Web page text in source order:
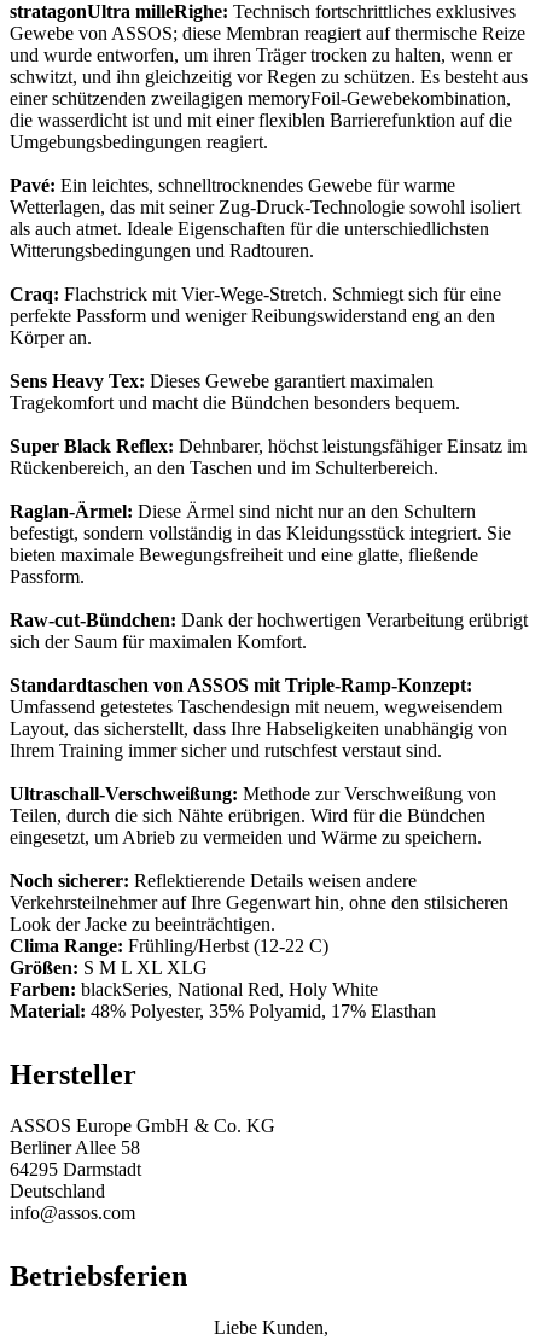
stratagonUltra milleRighe: Technisch fortschrittliches exklusives
Gewebe von ASSOS; diese Membran reagiert auf thermische Reize
und wurde entworfen, um ihren Träger trocken zu halten, wenn er
schwitzt, und ihn gleichzeitig vor Regen zu schützen. Es besteht aus
einer schützenden zweilagigen memoryFoil-Gewebekombination,
die wasserdicht ist und mit einer flexiblen Barrierefunktion auf die
Umgebungsbedingungen reagiert.
Pavé: Ein leichtes, schnelltrocknendes Gewebe für warme
Wetterlagen, das mit seiner Zug-Druck-Technologie sowohl isoliert
als auch atmet. Ideale Eigenschaften für die unterschiedlichsten
Witterungsbedingungen und Radtouren.
Craq: Flachstrick mit Vier-Wege-Stretch. Schmiegt sich für eine
perfekte Passform und weniger Reibungswiderstand eng an den
Körper an.
Sens Heavy Tex: Dieses Gewebe garantiert maximalen
Tragekomfort und macht die Bündchen besonders bequem.
Super Black Reflex: Dehnbarer, höchst leistungsfähiger Einsatz im
Rückenbereich, an den Taschen und im Schulterbereich.
Raglan-Ärmel: Diese Ärmel sind nicht nur an den Schultern
befestigt, sondern vollständig in das Kleidungsstück integriert. Sie
bieten maximale Bewegungsfreiheit und eine glatte, fließende
Passform.
Raw-cut-Bündchen: Dank der hochwertigen Verarbeitung erübrigt
sich der Saum für maximalen Komfort.
Standardtaschen von ASSOS mit Triple-Ramp-Konzept:
Umfassend getestetes Taschendesign mit neuem, wegweisendem
Layout, das sicherstellt, dass Ihre Habseligkeiten unabhängig von
Ihrem Training immer sicher und rutschfest verstaut sind.
Ultraschall-Verschweißung: Methode zur Verschweißung von
Teilen, durch die sich Nähte erübrigen. Wird für die Bündchen
eingesetzt, um Abrieb zu vermeiden und Wärme zu speichern.
Noch sicherer: Reflektierende Details weisen andere
Verkehrsteilnehmer auf Ihre Gegenwart hin, ohne den stilsicheren
Look der Jacke zu beeinträchtigen.
Clima Range: Frühling/Herbst (12-22 C)
Größen: S M L XL XLG
Farben: blackSeries, National Red, Holy White
Material: 48% Polyester, 35% Polyamid, 17% Elasthan
Hersteller
ASSOS Europe GmbH & Co. KG
Berliner Allee 58
64295 Darmstadt
Deutschland
info@assos.com
Betriebsferien
Liebe Kunden,